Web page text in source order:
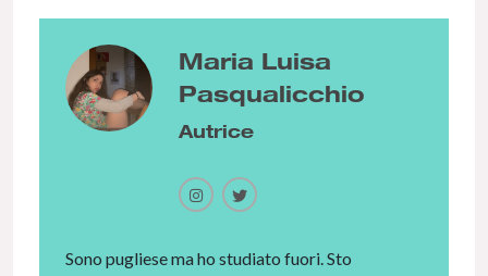
Maria Luisa
Pasqualicchio
Autrice
Sono pugliese ma ho studiato fuori. Sto